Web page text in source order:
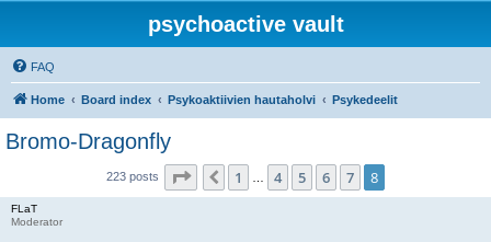
psychoactive vault
FAQ
Home Board index Psykoaktiivien hautaholvi Psykedeelit
Bromo-Dragonfly
223 posts Page of8
Previous
1 4 5 6 7 8
FLaT
Moderator